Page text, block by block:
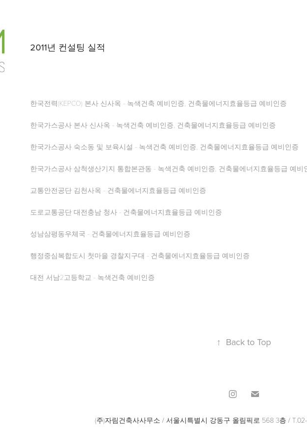
2011년 컨설팅 실적
한국전력(KEPCO) 본사 신사옥 - 녹색건축 예비인증, 건축물에너지효율등급 예비인증
한국가스공사 본사 신사옥 - 녹색건축 예비인증, 건축물에너지효율등급 예비인증
한국가스공사 숙소동 및 보육시설 - 녹색건축 예비인증, 건축물에너지효율등급 예비인증
한국가스공사 삼척생산기지 통합본관동 - 녹색건축 예비인증, 건축물에너지효율등급 예비
교통안전공단 김천사옥 - 건축물에너지효율등급 예비인증
도로교통공단 대전충남 청사 - 건축물에너지효율등급 예비인증
성남삼평동우체국 - 건축물에너지효율등급 예비인증
행정중심복합도시 첫마을 경찰지구대 - 건축물에너지효율등급 예비인증
대전 서남2고등학교 - 녹색건축 예비인증
↑ Back to Top
(주)자림건축사사무소 / 서울시특별시 강동구 올림픽로 568 3층 /